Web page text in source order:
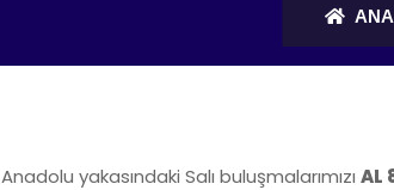
Anadolu yakasındaki Salı buluşmalarımızı AL